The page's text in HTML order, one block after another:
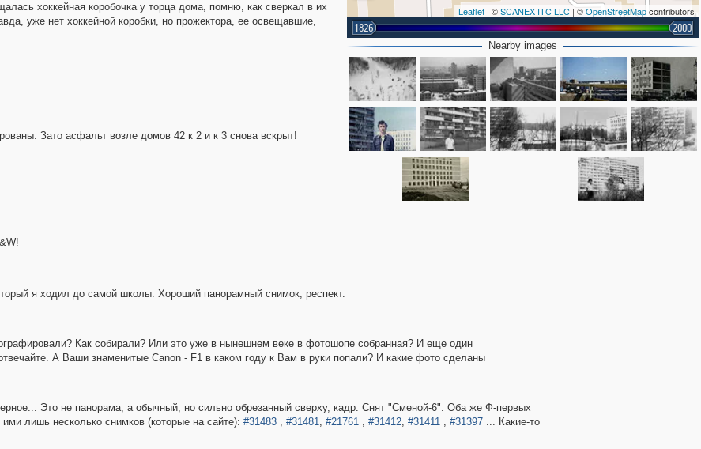
Leaflet | ©SCANEX ITC LLC | ©OpenStreetMapcontributors
1826 2000
Nearby images
хоккейная коробочка у торца дома, помню, как сверкал в их
уже нет хоккейной коробки, но прожектора, ее освещавшие,
Зато асфальт возле домов 42 к 2 и к 3 снова вскрыт!
я ходил до самой школы. Хороший панорамный снимок, респект.
Как собирали? Или это уже в нынешнем веке в фотошопе собранная? И еще один
А Ваши знаменитые Canon - F1 в каком году к Вам в руки попали? И какие фото сделаны
Это не панорама, а обычный, но сильно обрезанный сверху, кадр. Снят "Сменой-6". Оба же Ф-первых
лишь несколько снимков (которые на сайте): #31483, #31481, #21761, #31412, #31411, #31397... Какие-то